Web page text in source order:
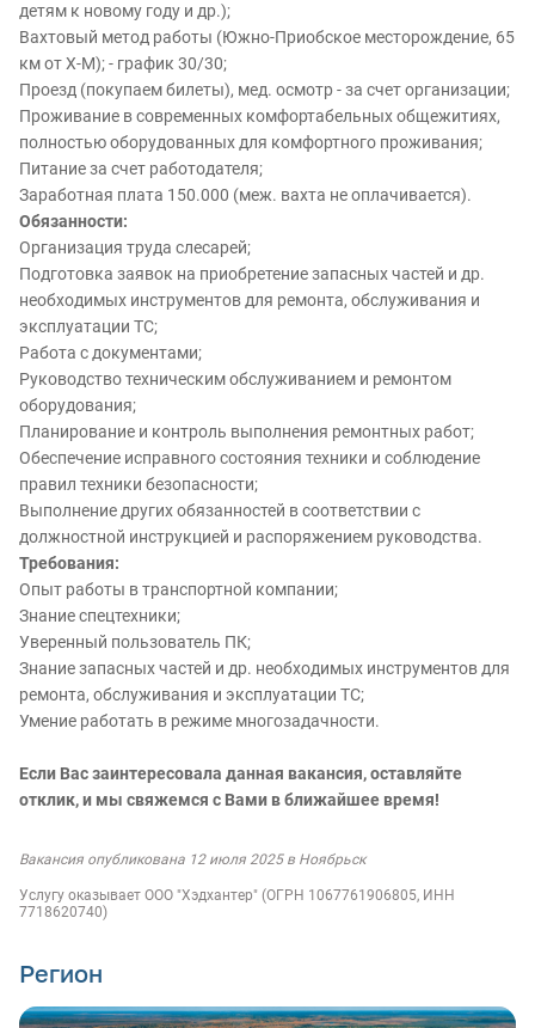
детям к новому году и др.);
Вахтовый метод работы (Южно-Приобское месторождение, 65
км от Х-М); - график 30/30;
Проезд (покупаем билеты), мед. осмотр - за счет организации;
Проживание в современных комфортабельных общежитиях,
полностью оборудованных для комфортного проживания;
Питание за счет работодателя;
Заработная плата 150.000 (меж. вахта не оплачивается).
Обязанности:
Организация труда слесарей;
Подготовка заявок на приобретение запасных частей и др.
необходимых инструментов для ремонта, обслуживания и
эксплуатации ТС;
Работа с документами;
Руководство техническим обслуживанием и ремонтом
оборудования;
Планирование и контроль выполнения ремонтных работ;
Обеспечение исправного состояния техники и соблюдение
правил техники безопасности;
Выполнение других обязанностей в соответствии с
должностной инструкцией и распоряжением руководства.
Требования:
Опыт работы в транспортной компании;
Знание спецтехники;
Уверенный пользователь ПК;
Знание запасных частей и др. необходимых инструментов для
ремонта, обслуживания и эксплуатации ТС;
Умение работать в режиме многозадачности.
Если Вас заинтересовала данная вакансия, оставляйте
отклик, и мы свяжемся с Вами в ближайшее время!
Вакансия опубликована 12 июля 2025 в Ноябрьск
Услугу оказывает ООО "Хэдхантер" (ОГРН 1067761906805, ИНН
7718620740)
Регион